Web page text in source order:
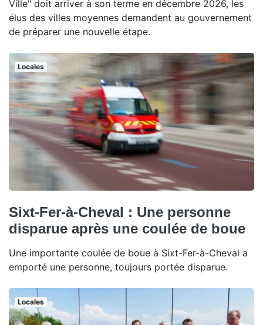
Ville" doit arriver à son terme en décembre 2026, les
élus des villes moyennes demandent au gouvernement
de préparer une nouvelle étape.
Locales
Sixt-Fer-à-Cheval : Une personne
disparue après une coulée de boue
Une importante coulée de boue à Sixt-Fer-à-Cheval a
emporté une personne, toujours portée disparue.
Locales